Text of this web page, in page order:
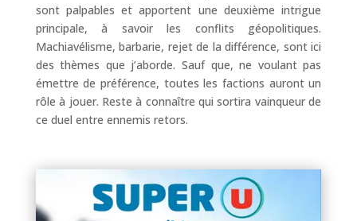
sont palpables et apportent une deuxième intrigue
principale, à savoir les conflits géopolitiques.
Machiavélisme, barbarie, rejet de la différence, sont ici
des thèmes que j’aborde. Sauf que, ne voulant pas
émettre de préférence, toutes les factions auront un
rôle à jouer. Reste à connaître qui sortira vainqueur de
ce duel entre ennemis retors.